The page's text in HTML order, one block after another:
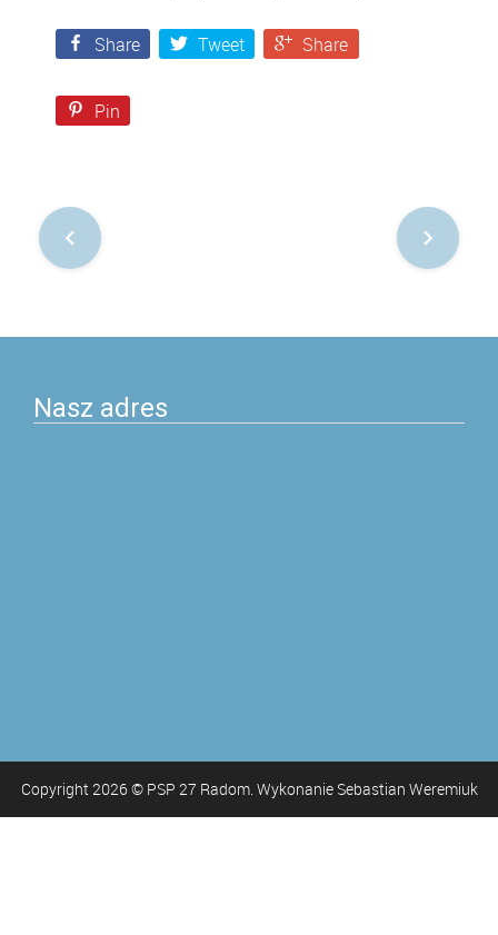
Share Tweet Share
Pin
Nawigacja
postach
Nasz adres
Copyright2026© PSP 27 Radom. Wykonanie Sebastian Weremiuk